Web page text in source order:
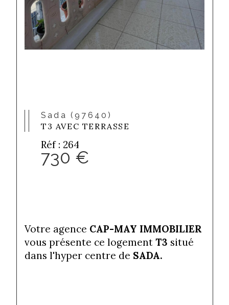
Sada (97640)
T3 AVEC TERRASSE
Réf : 264
730 €
Votre agence CAP-MAY IMMOBILIER
vous présente ce logement T3 situé
dans l'hyper centre de SADA.